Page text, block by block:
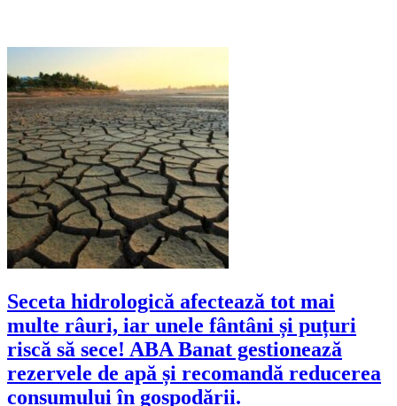
Seceta hidrologică afectează tot mai
multe râuri, iar unele fântâni și puțuri
riscă să sece! ABA Banat gestionează
rezervele de apă și recomandă reducerea
consumului în gospodării.